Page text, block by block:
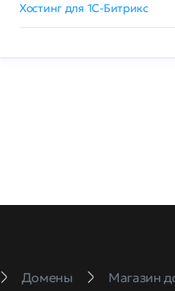
Хостинг для 1C-Битрикс
Домены Магазин